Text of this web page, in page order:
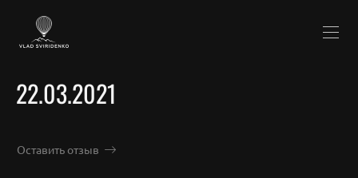
22.03.2021
Оставить отзыв